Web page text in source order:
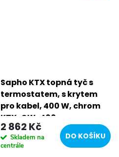
Sapho KTX topná tyč s
termostatem, s krytem
pro kabel, 400 W, chrom
KTX-CW-400
2 862 Kč
Skladem na
centrále
DO KOŠÍKU